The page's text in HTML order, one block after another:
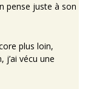
pense juste à son
plus loin,
j’ai vécu une